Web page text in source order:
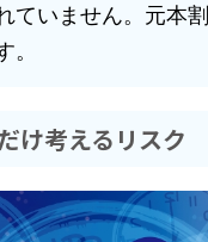
ていません。元本
。
け考えるリスク